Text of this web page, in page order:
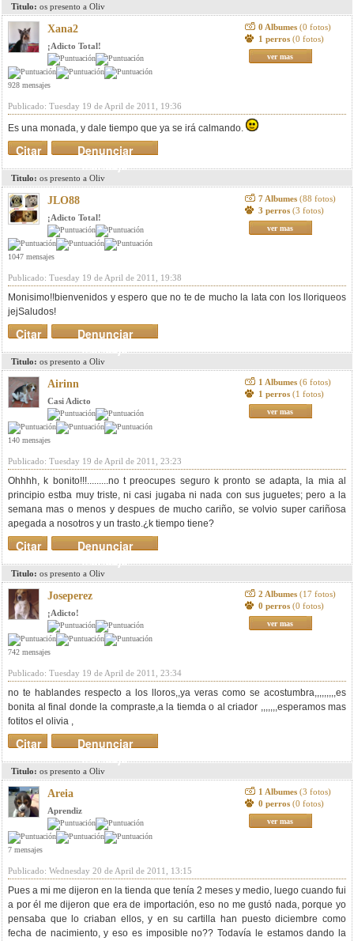
Titulo: os presento a Oliv
Xana2
¡Adicto Total!
928 mensajes
0 Albumes (0 fotos)
1 perros (0 fotos)
ver mas
Publicado: Tuesday 19 de April de 2011, 19:36
Es una monada, y dale tiempo que ya se irá calmando.
Denunciar
mensaje
Citar
Titulo: os presento a Oliv
JLO88
¡Adicto Total!
1047 mensajes
7 Albumes (88 fotos)
3 perros (3 fotos)
ver mas
Publicado: Tuesday 19 de April de 2011, 19:38
Monisimo!!bienvenidos y espero que no te de mucho la lata con los lloriqueos
jejSaludos!
Denunciar
mensaje
Citar
Titulo: os presento a Oliv
Airinn
Casi Adicto
140 mensajes
1 Albumes (6 fotos)
1 perros (1 fotos)
ver mas
Publicado: Tuesday 19 de April de 2011, 23:23
Ohhhh, k bonito!!!.........no t preocupes seguro k pronto se adapta, la mia al
principio estba muy triste, ni casi jugaba ni nada con sus juguetes; pero a la
semana mas o menos y despues de mucho cariño, se volvio super cariñosa
apegada a nosotros y un trasto.¿k tiempo tiene?
Denunciar
mensaje
Citar
Titulo: os presento a Oliv
Joseperez
¡Adicto!
742 mensajes
2 Albumes (17 fotos)
0 perros (0 fotos)
ver mas
Publicado: Tuesday 19 de April de 2011, 23:34
no te hablandes respecto a los lloros,,ya veras como se acostumbra,,,,,,,,,es
bonita al final donde la compraste,a la tiemda o al criador ,,,,,,,esperamos mas
fotitos el olivia ,
Denunciar
mensaje
Citar
Titulo: os presento a Oliv
Areia
Aprendiz
7 mensajes
1 Albumes (3 fotos)
0 perros (0 fotos)
ver mas
Publicado: Wednesday 20 de April de 2011, 13:15
Pues a mi me dijeron en la tienda que tenía 2 meses y medio, luego cuando fui
a por él me dijeron que era de importación, eso no me gustó nada, porque yo
pensaba que lo criaban ellos, y en su cartilla han puesto diciembre como
fecha de nacimiento, y eso es imposible no?? Todavía le estamos dando la